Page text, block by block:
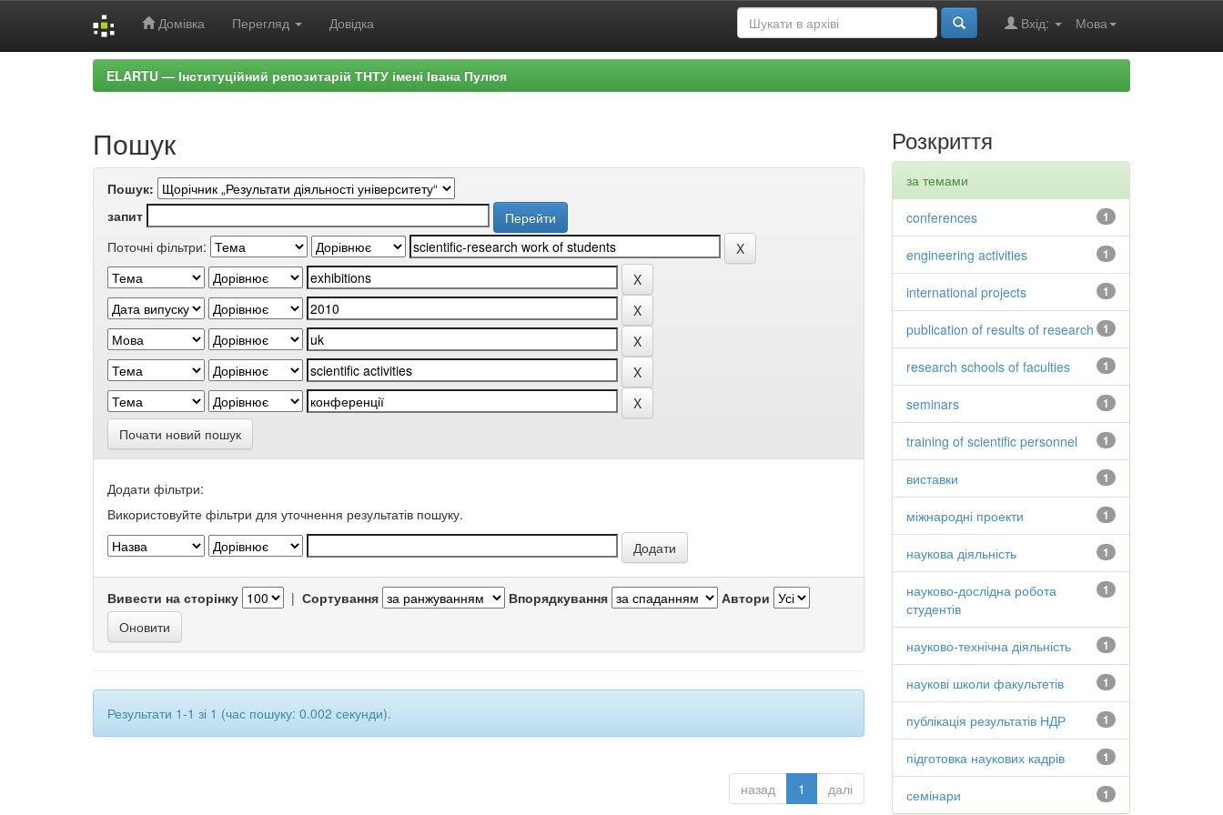
Домівка Перегляд Довідка Мова
Вхід:
ELARTU — Інституційний репозитарій ТНТУ імені Івана Пулюя
Пошук
Пошук:
запит
Поточні фільтри:
Почати новий пошук
Додати фільтри:
Використовуйте фільтри для уточнення результатів пошуку.
Вивести на сторінку | Сортування Впорядкування Автори
Результати 1-1 зі 1 (час пошуку: 0.002 секунди).
назад 1 далі
Розкриття
за темами
1
conferences
1
engineering activities
1
international projects
1
publication of results of research
1
research schools of faculties
1
seminars
1
training of scientific personnel
1
виставки
1
міжнародні проекти
1
наукова діяльність
1
науково-дослідна робота
студентів
1
науково-технічна діяльність
1
наукові школи факультетів
1
публікація результатів НДР
1
підготовка наукових кадрів
1
семінари